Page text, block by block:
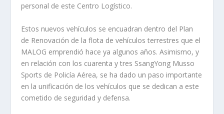
personal de este Centro Logístico.
Estos nuevos vehículos se encuadran dentro del Plan
de Renovación de la flota de vehículos terrestres que el
MALOG emprendió hace ya algunos años. Asimismo, y
en relación con los cuarenta y tres SsangYong Musso
Sports de Policía Aérea, se ha dado un paso importante
en la unificación de los vehículos que se dedican a este
cometido de seguridad y defensa.